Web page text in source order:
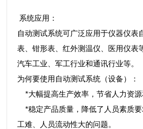
系统应用：
自动测试系统可广泛应用于仪器仪表
表、钳形表、红外测温仪、医用仪表
汽车工业、军工行业和通讯行业等。
为何要使用自动测试系统（设备）：
*大幅提高生产效率，节省人力资源
*稳定产品质量，降低了人员素质
工难、人员流动性大的问题。